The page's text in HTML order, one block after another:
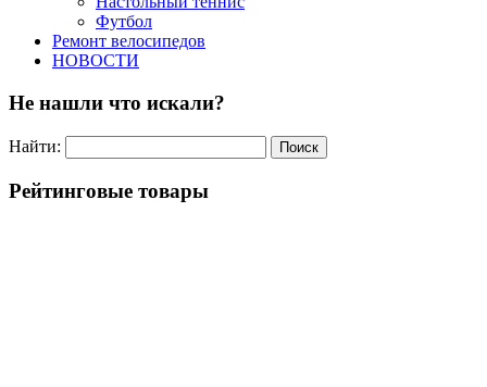
Футбол
Ремонт велосипедов
НОВОСТИ
Не нашли что искали?
Найти:
Рейтинговые товары